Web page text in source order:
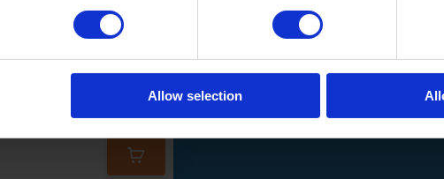
Allow selection
Footfixx Los
1,56